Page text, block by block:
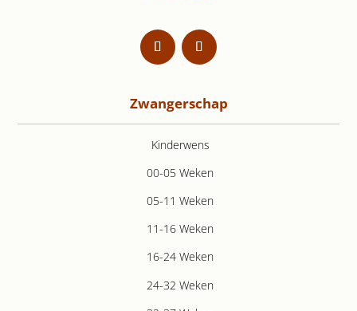
Zwangerschap
Kinderwens
00-05 Weken
05-11 Weken
11-16 Weken
16-24 Weken
24-32 Weken